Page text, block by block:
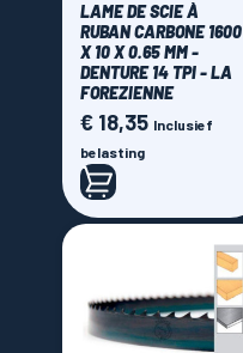
LAME DE SCIE À
RUBAN CARBONE 1600
X 10 X 0.65 MM -
DENTURE 14 TPI - LA
FOREZIENNE
Prijs
€ 18,35 Inclusief
belasting